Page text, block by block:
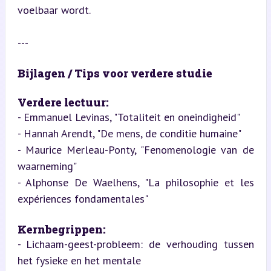
voelbaar wordt.
---
Bijlagen / Tips voor verdere studie
Verdere lectuur:
- Emmanuel Levinas, "Totaliteit en oneindigheid"
- Hannah Arendt, "De mens, de conditie humaine"
- Maurice Merleau-Ponty, "Fenomenologie van de
waarneming"
- Alphonse De Waelhens, "La philosophie et les
expériences fondamentales"
Kernbegrippen:
- Lichaam-geest-probleem: de verhouding tussen
het fysieke en het mentale